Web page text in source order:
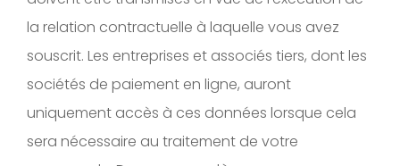
la relation contractuelle à laquelle vous avez
souscrit. Les entreprises et associés tiers, dont les
sociétés de paiement en ligne, auront
uniquement accès à ces données lorsque cela
sera nécessaire au traitement de votre